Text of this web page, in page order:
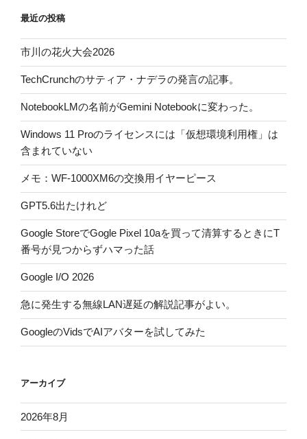
最近の投稿
市川の花火大会2026
TechCrunchのサティア・ナデラの発言の記事。
NotebookLMの名前がGemini Notebookに変わった。
Windows 11 Proのライセンスには「仮想環境利用権」は
含まれていない
メモ：WF-1000XM6の交換用イヤーピース
GPT5.6出たけれど
Google StoreでGogle Pixel 10aを買って清算するときにT
番号が見つからずハマった話
Google I/O 2026
急に発生する無線LAN遅延の解説記事がよい。
GoogleのVidsでAIアバターを試してみた
アーカイブ
2026年8月